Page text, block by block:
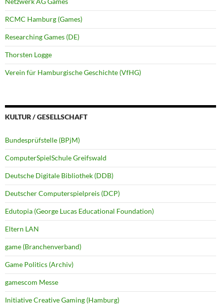
RCMC Hamburg (Games)
Researching Games (DE)
Thorsten Logge
Verein für Hamburgische Geschichte (VfHG)
KULTUR / GESELLSCHAFT
Bundesprüfstelle (BPjM)
ComputerSpielSchule Greifswald
Deutsche Digitale Bibliothek (DDB)
Deutscher Computerspielpreis (DCP)
Edutopia (George Lucas Educational Foundation)
Eltern LAN
game (Branchenverband)
Game Politics (Archiv)
gamescom Messe
Initiative Creative Gaming (Hamburg)